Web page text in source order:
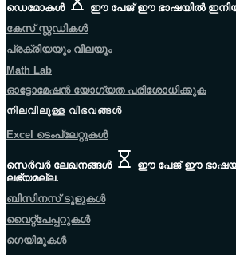
ഡെമോകൾ
ഈ പേജ് ഈ ഭാഷയിൽ
കേസ് സ്റ്റഡികൾ
പ്രക്രിയയും വിലയും
Math Lab
ഓട്ടോമേഷൻ യോഗ്യത പരിശോധിക്കുക
നിലവിലുള്ള വിഭവങ്ങൾ
Excel ടെംപ്ലേറ്റുകൾ
സെർവർ ലേഖനങ്ങൾ
ഈ പേജ് ഈ
ലഭ്യമല്ല.
ബിസിനസ് ടൂളുകൾ
വൈറ്റ്പേപ്പറുകൾ
ഗെയിമുകൾ